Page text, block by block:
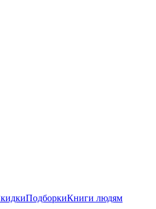
ПодборкиКниги людям